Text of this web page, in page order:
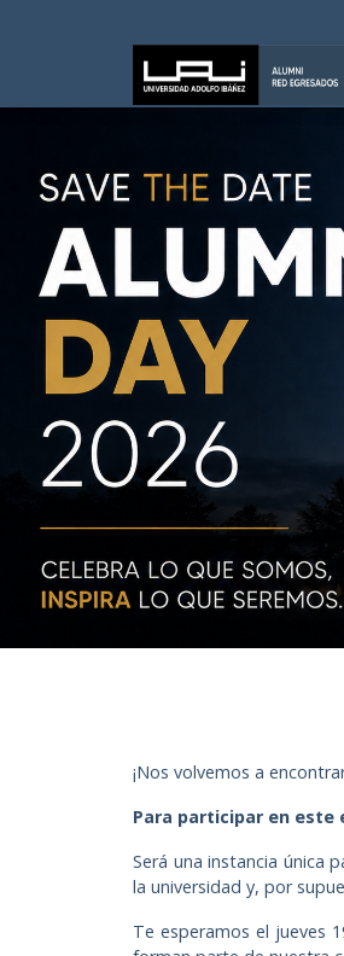
¡Nos volvemos a
Para participar en este
Será una instancia única
la universidad y, por
Te esperamos el jueves